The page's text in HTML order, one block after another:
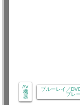
AV
機
器
ブルーレイ／
プレ